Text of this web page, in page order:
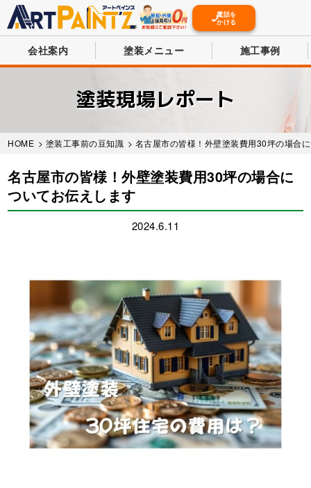
電話を
かける
会社案内 塗装メニュー 施工事例
塗装現場レポート
HOME > 塗装工事前の豆知識 > 名古屋市の皆様！外壁塗装費用30坪の場合
名古屋市の皆様！外壁塗装費用30坪の場合に
ついてお伝えします
2024.6.11